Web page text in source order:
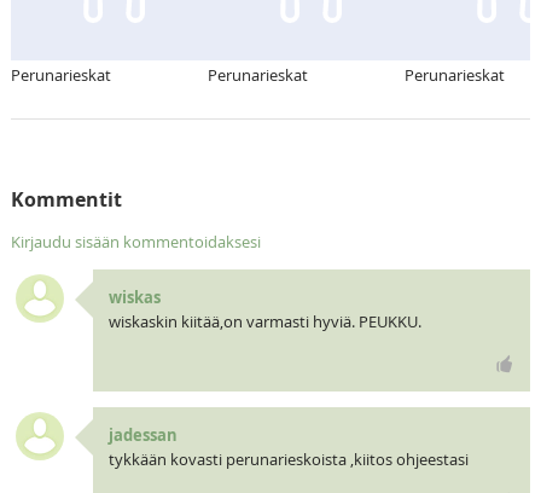
Perunarieskat Perunarieskat Perunarieskat
Kommentit
Kirjaudu sisään kommentoidaksesi
wiskas
wiskaskin kiitää,on varmasti hyviä. PEUKKU.
jadessan
tykkään kovasti perunarieskoista ,kiitos ohjeestasi